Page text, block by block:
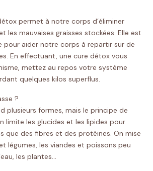
permet à notre corps d’éliminer
les mauvaises graisses stockées. Elle est
pour aider notre corps à repartir sur de
En effectuant, une cure détox vous
mettez au repos votre système
quelques kilos superflus.
?
plusieurs formes, mais le principe de
limite les glucides et les lipides pour
que des fibres et des protéines. On mise
légumes, les viandes et poissons peu
les plantes…